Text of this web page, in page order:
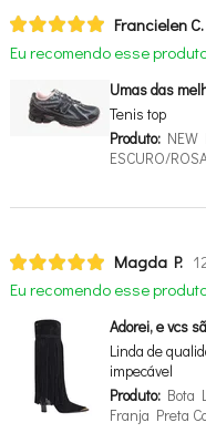
Francielen C.
Eu recomendo esse
Umas das
Tenis top
Produto:NEW
ESCURO/
Magda P.
Eu recomendo esse
Adorei, e vcs
Linda de
impecável
Produto:Bota
Franja Preta